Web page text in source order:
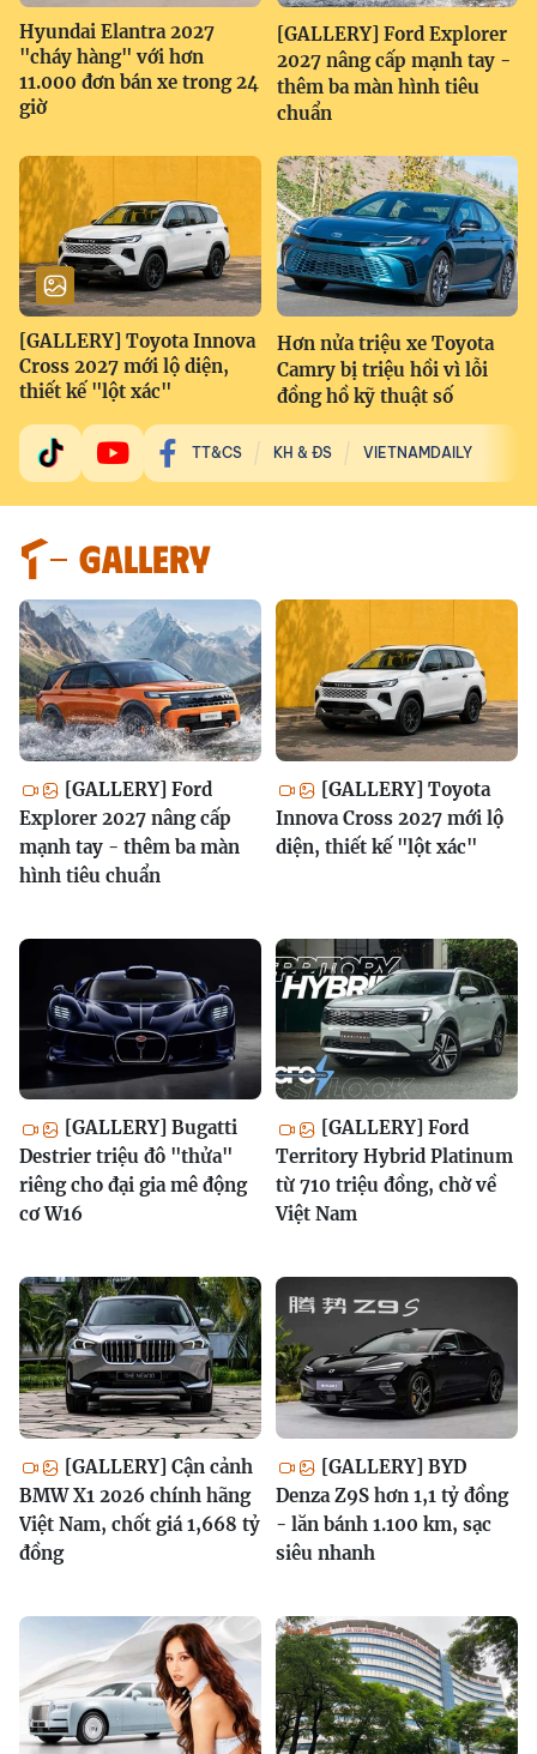
Hyundai Elantra 2027
"cháy hàng" với hơn
11.000 đơn bán xe trong 24
giờ
[GALLERY] Ford Explorer
2027 nâng cấp mạnh tay -
thêm ba màn hình tiêu
chuẩn
[GALLERY] Toyota Innova
Cross 2027 mới lộ diện,
thiết kế "lột xác"
Hơn nửa triệu xe Toyota
Camry bị triệu hồi vì lỗi
đồng hồ kỹ thuật số
TT&CS KH & ĐS VIETNAMDAILY
GALLERY
[GALLERY] Ford
Explorer 2027 nâng cấp
mạnh tay - thêm ba màn
hình tiêu chuẩn
[GALLERY] Toyota
Innova Cross 2027 mới lộ
diện, thiết kế "lột xác"
[GALLERY] Bugatti
Destrier triệu đô "thửa"
riêng cho đại gia mê động
cơ W16
[GALLERY] Ford
Territory Hybrid Platinum
từ 710 triệu đồng, chờ về
Việt Nam
[GALLERY] Cận cảnh
BMW X1 2026 chính hãng
Việt Nam, chốt giá 1,668 tỷ
đồng
[GALLERY] BYD
Denza Z9S hơn 1,1 tỷ đồng
- lăn bánh 1.100 km, sạc
siêu nhanh